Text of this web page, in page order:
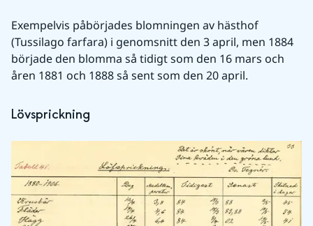
Exempelvis påbörjades blomningen av hästhof
(Tussilago farfara) i genomsnitt den 3 april, men 1884
började den blomma så tidigt som den 16 mars och
åren 1881 och 1888 så sent som den 20 april.
Lövsprickning